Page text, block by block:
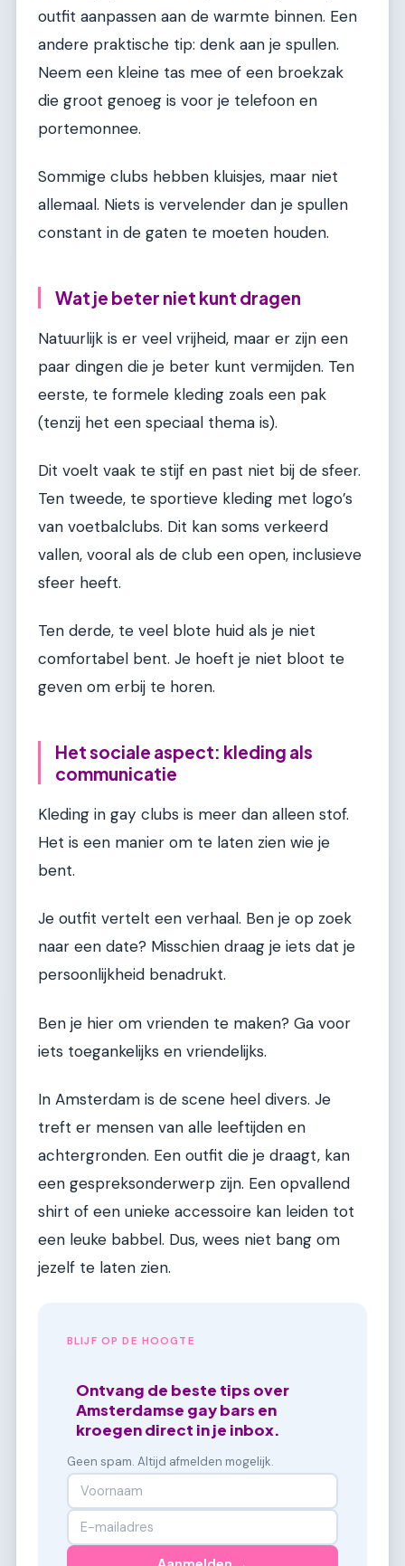
outfit aanpassen aan de warmte binnen. Een
andere praktische tip: denk aan je spullen.
Neem een kleine tas mee of een broekzak
die groot genoeg is voor je telefoon en
portemonnee.
Sommige clubs hebben kluisjes, maar niet
allemaal. Niets is vervelender dan je spullen
constant in de gaten te moeten houden.
Wat je beter niet kunt dragen
Natuurlijk is er veel vrijheid, maar er zijn een
paar dingen die je beter kunt vermijden. Ten
eerste, te formele kleding zoals een pak
(tenzij het een speciaal thema is).
Dit voelt vaak te stijf en past niet bij de sfeer.
Ten tweede, te sportieve kleding met logo’s
van voetbalclubs. Dit kan soms verkeerd
vallen, vooral als de club een open, inclusieve
sfeer heeft.
Ten derde, te veel blote huid als je niet
comfortabel bent. Je hoeft je niet bloot te
geven om erbij te horen.
Het sociale aspect: kleding als
communicatie
Kleding in gay clubs is meer dan alleen stof.
Het is een manier om te laten zien wie je
bent.
Je outfit vertelt een verhaal. Ben je op zoek
naar een date? Misschien draag je iets dat je
persoonlijkheid benadrukt.
Ben je hier om vrienden te maken? Ga voor
iets toegankelijks en vriendelijks.
In Amsterdam is de scene heel divers. Je
treft er mensen van alle leeftijden en
achtergronden. Een outfit die je draagt, kan
een gespreksonderwerp zijn. Een opvallend
shirt of een unieke accessoire kan leiden tot
een leuke babbel. Dus, wees niet bang om
jezelf te laten zien.
BLIJF OP DE HOOGTE
Ontvang de beste tips over
Amsterdamse gay bars en
kroegen direct in je inbox.
Geen spam. Altijd afmelden mogelijk.